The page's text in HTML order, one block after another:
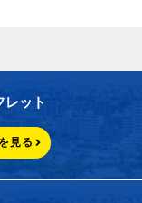
レット
見る